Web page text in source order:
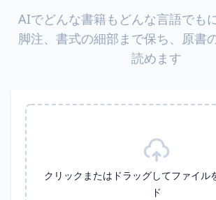
AIでどんな書籍もどんな言語でも
脚注、書式の細部まで保ち、原書
読めます
クリックまたはドラッグしてファイル
ド